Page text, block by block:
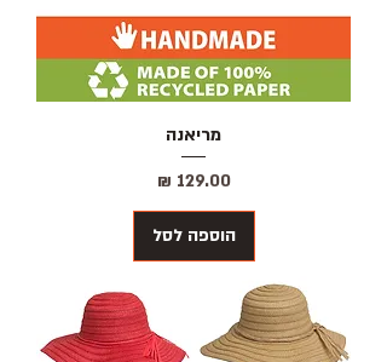
מריאנה
מחיר‏129.00 ‏₪
הוספה לסל